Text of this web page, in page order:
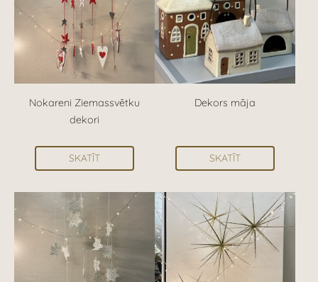
Nokareni Ziemassvētku
dekori
SKATĪT
Dekors māja
SKATĪT